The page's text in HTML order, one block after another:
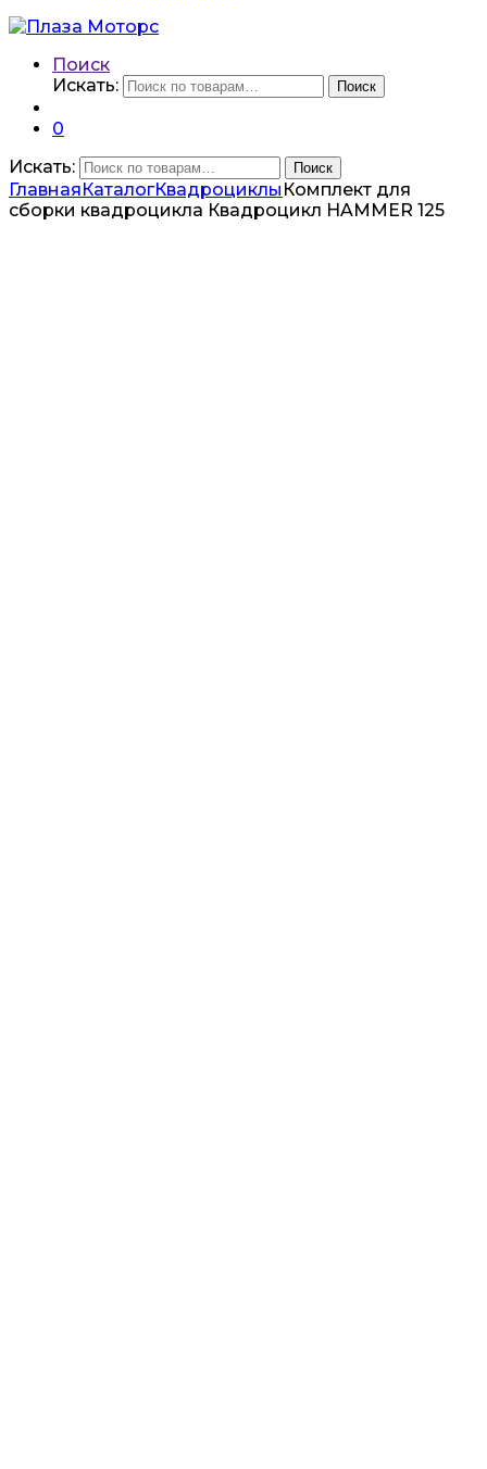
Поиск
Искать:
Поиск
0
Искать:
Поиск
ГлавнаяКаталогКвадроциклы Комплект для
сборки квадроцикла Квадроцикл HAMMER 125